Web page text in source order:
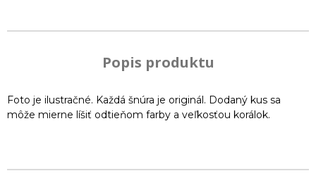
Popis produktu
Foto je ilustračné. Každá šnúra je originál. Dodaný kus sa
môže mierne líšiť odtieňom farby a veľkosťou korálok.